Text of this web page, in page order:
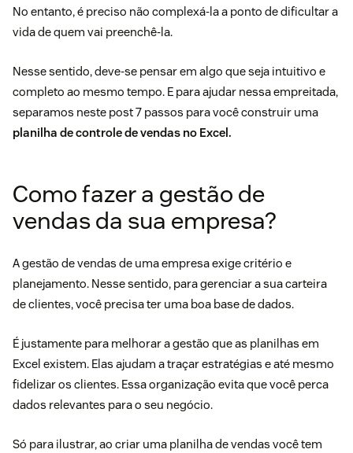
No entanto, é preciso não complexá-la a ponto de dificultar a
vida de quem vai preenchê-la.
Nesse sentido, deve-se pensar em algo que seja intuitivo e
completo ao mesmo tempo. E para ajudar nessa empreitada,
separamos neste post 7 passos para você construir uma
planilha de controle de vendas no Excel.
Como fazer a gestão de
vendas da sua empresa?
A gestão de vendas de uma empresa exige critério e
planejamento. Nesse sentido, para gerenciar a sua carteira
de clientes, você precisa ter uma boa base de dados.
É justamente para melhorar a gestão que as planilhas em
Excel existem. Elas ajudam a traçar estratégias e até mesmo
fidelizar os clientes. Essa organização evita que você perca
dados relevantes para o seu negócio.
Só para ilustrar, ao criar uma planilha de vendas você tem